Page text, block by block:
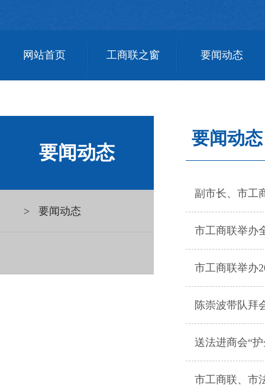
网站首页 工商联之窗 要闻动态
要闻动态
> 要闻动态
要闻动态
市工商联举办
市工商联举办
陈崇波带队拜
送法进商会“
市工商联、市